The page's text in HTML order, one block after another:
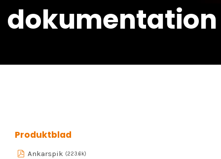
dokumentation
Produktblad
Ankarspik (223.6k)